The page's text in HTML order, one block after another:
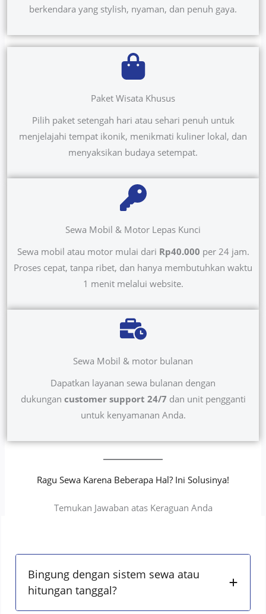
berkendara yang stylish, nyaman, dan penuh gaya.
Paket Wisata Khusus
Pilih paket setengah hari atau sehari penuh untuk
menjelajahi tempat ikonik, menikmati kuliner lokal, dan
menyaksikan budaya setempat.
Sewa Mobil & Motor Lepas Kunci
Sewa mobil atau motor mulai dari Rp40.000 per 24 jam.
Proses cepat, tanpa ribet, dan hanya membutuhkan waktu
1 menit melalui website.
Sewa Mobil & motor bulanan
Dapatkan layanan sewa bulanan dengan
dukungan customer support 24/7 dan unit pengganti
untuk kenyamanan Anda.
Ragu Sewa Karena Beberapa Hal? Ini Solusinya!
Temukan Jawaban atas Keraguan Anda
Bingung dengan sistem sewa atau
hitungan tanggal?